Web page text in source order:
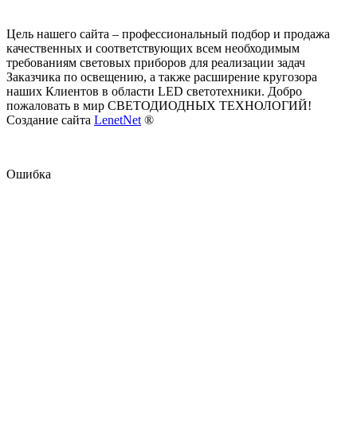
Цель нашего сайта – профессиональный подбор и продажа
качественных и соответствующих всем необходимым
требованиям световых приборов для реализации задач
Заказчика по освещению, а также расширение кругозора
наших Клиентов в области LED светотехники. Добро
пожаловать в мир СВЕТОДИОДНЫХ ТЕХНОЛОГИЙ!
Создание сайта LenetNet ®
Ошибка